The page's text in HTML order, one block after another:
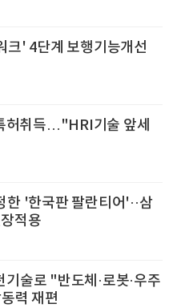
크' 4단계 보행기능개선
허취득…"HRI기술 앞세
한 '한국판 팔란티어'··삼
적용
술로 "반도체·로봇·우주
력 재편